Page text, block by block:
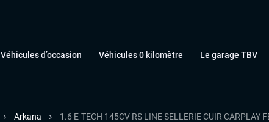
Véhicules d’occasion Véhicules 0 kilomètre Le garage TBV
Arkana 1.6 E-TECH 145CV RS LINE SELLERIE CUIR CARPLAY